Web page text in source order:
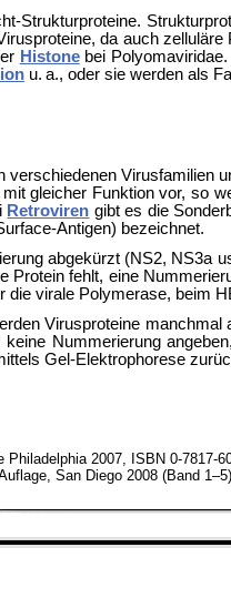
Strukturproteine.
da auch
Histonebei
u. a., oder sie werden als
gleicher Funktion vor, so
Retroviren gibt es die
Antigen) bezeichnet.
abgekürzt (NS2, NS3a
fehlt, eine
die virale Polymerase, beim
Virusproteine
Nummerierung
Gel-Elektrophorese
Philadelphia 2007, ISBN 0-7817-
San Diego 2008 (Band